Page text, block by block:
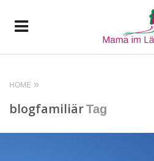
HOME
blogfamiliärTag